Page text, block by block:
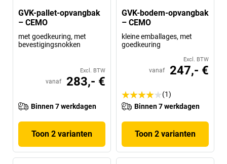
GVK-pallet-opvangbak
– CEMO
met goedkeuring, met
bevestigingsnokken
Excl. BTW
vanaf 283,- €
Binnen 7 werkdagen
Toon 2 varianten
GVK-bodem-opvangbak
– CEMO
kleine emballages, met
goedkeuring
Excl. BTW
vanaf 247,- €
(1)
Binnen 7 werkdagen
Toon 2 varianten